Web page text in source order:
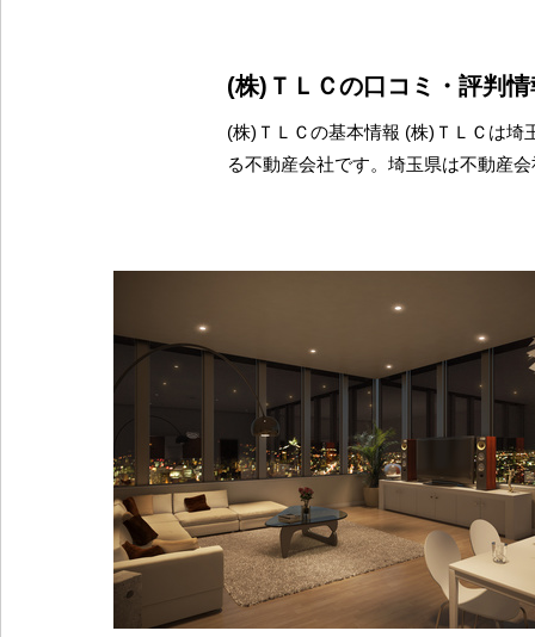
(株)ＴＬＣの口コミ・評判情
(株)ＴＬＣの基本情報 (株)ＴＬＣは埼
る不動産会社です。埼玉県は不動産